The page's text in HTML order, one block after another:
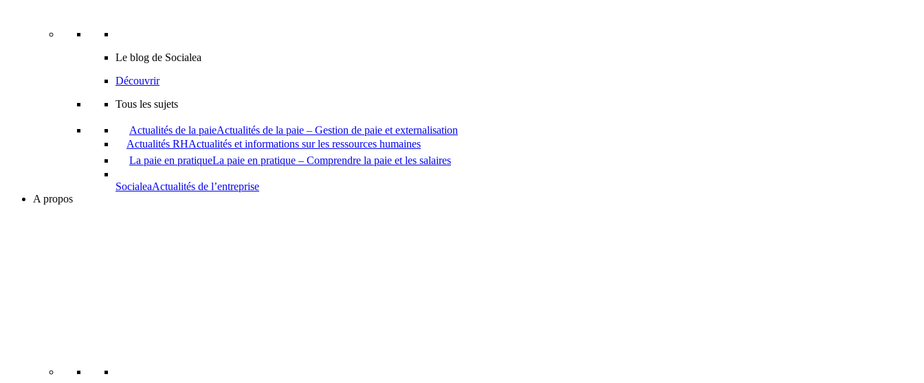
Le blog de Socialea
Découvrir
Tous les sujets
Actualités de la paieActualités de la paie – Gestion de paie et externalisation
Actualités RHActualités et informations sur les ressources humaines
La paie en pratiqueLa paie en pratique – Comprendre la paie et les salaires
SocialeaActualités de l’entreprise
A propos